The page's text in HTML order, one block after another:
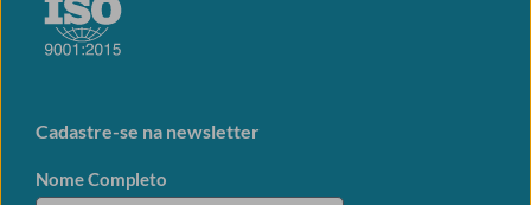
Cadastre-se na newsletter
Nome Completo